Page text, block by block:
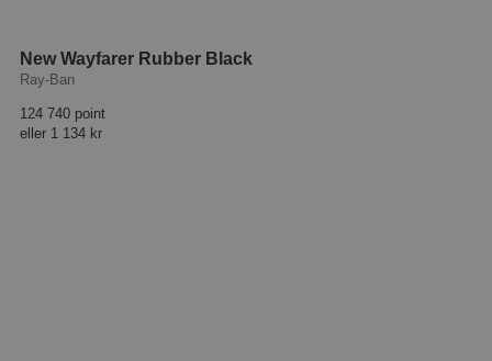
New Wayfarer Rubber Black
Ray-Ban
124 740 point
eller 1 134 kr